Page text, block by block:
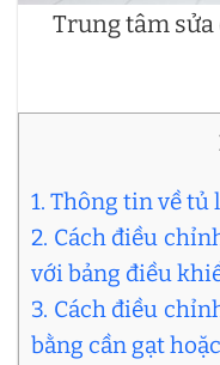
Trung tâm
1. Thông tin về tủ
2. Cách điều
với bảng điều
3. Cách điều
bằng cần gạt